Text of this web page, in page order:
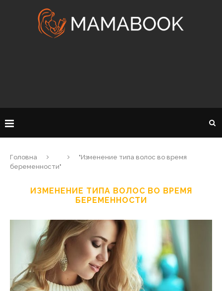
Головна
"Изменение типа волос во время
беременности"
ИЗМЕНЕНИЕ ТИПА ВОЛОС ВО ВРЕМЯ
БЕРЕМЕННОСТИ